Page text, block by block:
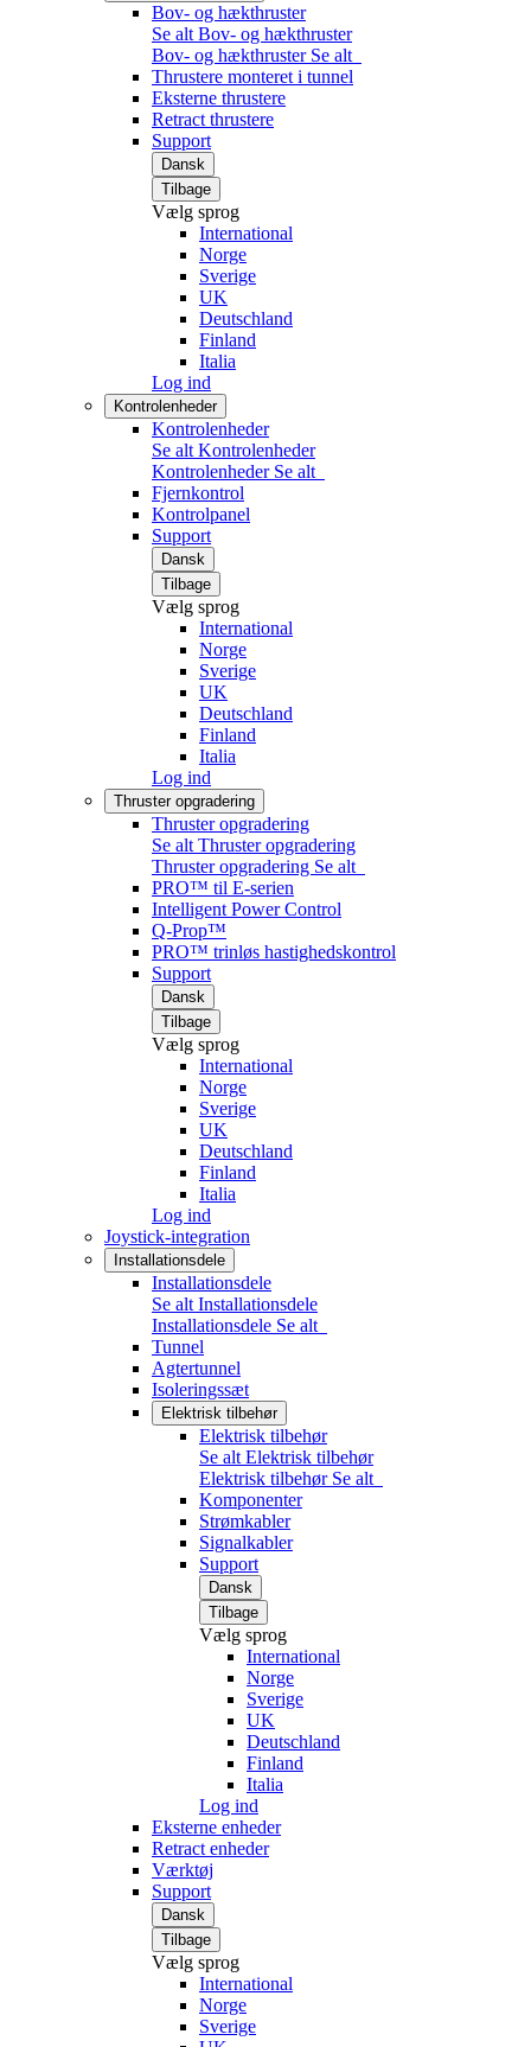
Bov- og hækthruster
Se alt Bov- og hækthruster
Bov- og hækthruster Se alt
Thrustere monteret i tunnel
Eksterne thrustere
Retract thrustere
Support
Dansk
Tilbage
Vælg sprog
International
Norge
Sverige
UK
Deutschland
Finland
Italia
Log ind
Kontrolenheder
Kontrolenheder
Se alt Kontrolenheder
Kontrolenheder Se alt
Fjernkontrol
Kontrolpanel
Support
Dansk
Tilbage
Vælg sprog
International
Norge
Sverige
UK
Deutschland
Finland
Italia
Log ind
Thruster opgradering
Thruster opgradering
Se alt Thruster opgradering
Thruster opgradering Se alt
PRO™ til E-serien
Intelligent Power Control
Q-Prop™
PRO™ trinløs hastighedskontrol
Support
Dansk
Tilbage
Vælg sprog
International
Norge
Sverige
UK
Deutschland
Finland
Italia
Log ind
Joystick-integration
Installationsdele
Installationsdele
Se alt Installationsdele
Installationsdele Se alt
Tunnel
Agtertunnel
Isoleringssæt
Elektrisk tilbehør
Elektrisk tilbehør
Se alt Elektrisk tilbehør
Elektrisk tilbehør Se alt
Komponenter
Strømkabler
Signalkabler
Support
Dansk
Tilbage
Vælg sprog
International
Norge
Sverige
UK
Deutschland
Finland
Italia
Log ind
Eksterne enheder
Retract enheder
Værktøj
Support
Dansk
Tilbage
Vælg sprog
International
Norge
Sverige